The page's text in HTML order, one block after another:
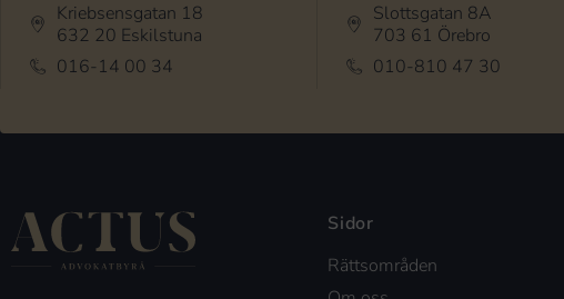
Kriebsensgatan 18
632 20 Eskilstuna
016-14 00 34
Slottsgatan 8A
703 61 Örebro
010-810 47 30
Sidor
Rättsområden